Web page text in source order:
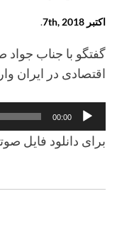
اکتبر 7th, 2018 .
گفتگو با جناب
اقتصادی در ايران
پخش‌کننده
صوت
00:00
برای دانلود فايل